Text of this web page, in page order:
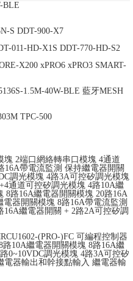
BLE
S DDT-900-X7
011-HD-X1S DDT-770-HD-S2
X200 xPRO6 xPRO3 SMART-
1.5M-40W-BLE 藍牙MESH
TPC-500
塊 2端口網絡轉串口模塊 4通道
16A帶電流監測 保持繼電器開關
調光模塊 4路3A可控矽調光模塊
通道可控矽調光模塊 4路10A繼
8路16A繼電器開關模塊 20路16A
電器開關模塊 8路16A帶電流監測
16A繼電器開關 + 2路2A可控矽調
(PRO-)FC 可編程控制器
路10A繼電器開關模塊 8路16A繼
0~10VDC調光模塊 4路3A可控矽
電器輸出和幹接點輸入 繼電器輸